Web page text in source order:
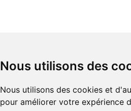
Nous utilisons des
Nous utilisons des cookies et d'autres technologies de suivi
pour améliorer votre expérience